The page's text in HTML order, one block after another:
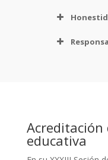
Acreditación
educativa